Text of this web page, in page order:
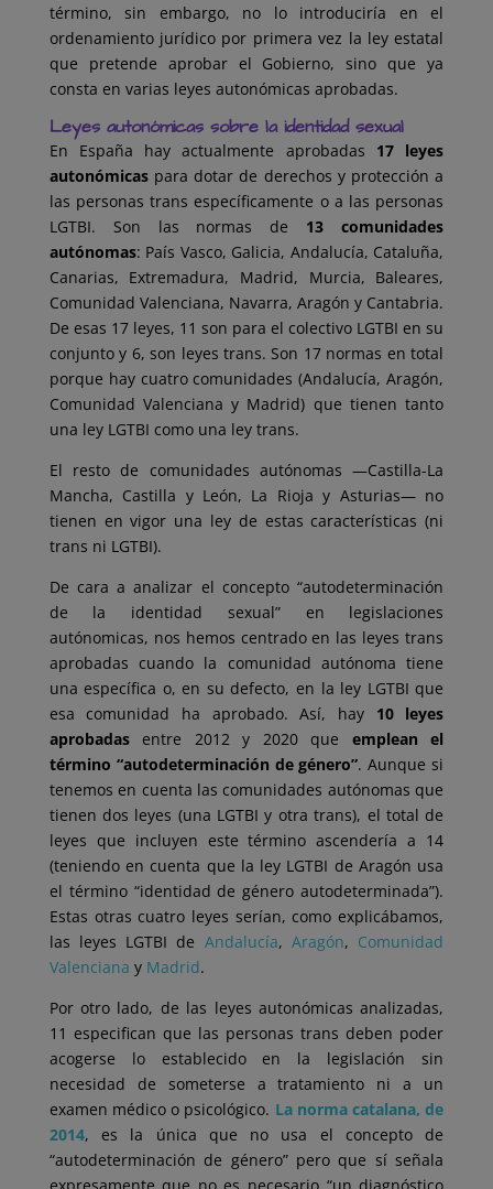
término, sin embargo, no lo introduciría en el
ordenamiento jurídico por primera vez la ley estatal
que pretende aprobar el Gobierno, sino que ya
consta en varias leyes autonómicas aprobadas.
Leyes autonómicas sobre la identidad sexual
En España hay actualmente aprobadas 17 leyes
autonómicaspara dotar de derechos y protección a
las personas trans específicamente o a las personas
LGTBI. Son las normas de 13 comunidades
autónomas: País Vasco, Galicia, Andalucía, Cataluña,
Canarias, Extremadura, Madrid, Murcia, Baleares,
Comunidad Valenciana, Navarra, Aragón y Cantabria.
De esas 17 leyes, 11 son para el colectivo LGTBI en su
conjunto y 6, son leyes trans. Son 17 normas en total
porque hay cuatro comunidades (Andalucía, Aragón,
Comunidad Valenciana y Madrid) que tienen tanto
una ley LGTBI como una ley trans.
El resto de comunidades autónomas —Castilla-La
Mancha, Castilla y León, La Rioja y Asturias— no
tienen en vigor una ley de estas características (ni
trans ni LGTBI).
De cara a analizar el concepto “autodeterminación
de la identidad sexual” en legislaciones
autónomicas, nos hemos centrado en las leyes trans
aprobadas cuando la comunidad autónoma tiene
una específica o, en su defecto, en la ley LGTBI que
esa comunidad ha aprobado. Así, hay 10 leyes
aprobadas entre 2012 y 2020 que emplean el
término “autodeterminación de género”. Aunque si
tenemos en cuenta las comunidades autónomas que
tienen dos leyes (una LGTBI y otra trans), el total de
leyes que incluyen este término ascendería a 14
(teniendo en cuenta que la ley LGTBI de Aragón usa
el término “identidad de género autodeterminada”).
Estas otras cuatro leyes serían, como explicábamos,
las leyes LGTBI de Andalucía, Aragón, Comunidad
Valenciana y Madrid.
Por otro lado, de las leyes autonómicas analizadas,
11 especifican que las personas trans deben poder
acogerse lo establecido en la legislación sin
necesidad de someterse a tratamiento ni a un
examen médico o psicológico. La norma catalana, de
2014, es la única que no usa el concepto de
“autodeterminación de género” pero que sí señala